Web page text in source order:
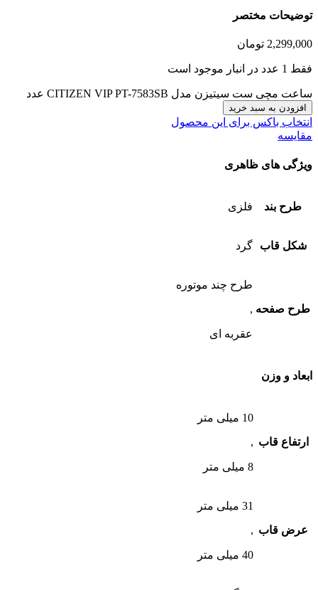
توضیحات مختصر
2,299,000 تومان
فقط 1 عدد در انبار موجود است
ساعت مچی ست سیتیزن مدل CITIZEN VIP PT-7583SB عدد
افزودن به سبد خرید
انتخاب باکس برای این محصول
مقایسه
ویژگی های ظاهری
طرح بند فلزی
شکل قاب گرد
طرح صفحه
طرح چند موتوره
,
عقربه ای
ابعاد و وزن
ارتفاع قاب
10 میلی متر
,
8 میلی متر
عرض قاب
31 میلی متر
,
40 میلی متر